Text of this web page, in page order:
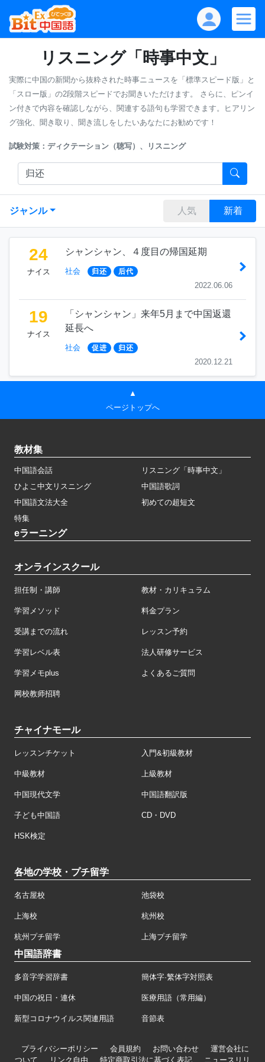
リスニング「時事中文」
実際に中国の新聞から抜粋された時事ニュースを「標準スピード版」と
「スロー版」の2段階スピードでお聞きいただけます。
さらに、ピンイ
ン付きで内容を確認しながら、関連する語句も学習できます。ヒアリン
グ強化、聞き取り、聞き流しをしたいあなたにお勧めです！
試験対策：ディクテーション（聴写）、リスニング
ジャンル 人気 新着
24
ナイス
シャンシャン、４度目の帰国延期
社会 归还 后代
2022.06.06
19
ナイス
「シャンシャン」来年5月まで中国返還
延長へ
社会 促进 归还
2020.12.21
▲
ページトップへ
教材集
中国語会話
リスニング「時事中文」
ひよこ中文リスニング
中国語歌詞
中国語文法大全
初めての超短文
特集
eラーニング
オンラインスクール
担任制・講師 教材・カリキュラム
学習メソッド 料金プラン
受講までの流れ レッスン予約
学習レベル表 法人研修サービス
学習メモplus よくあるご質問
网校教师招聘
チャイナモール
レッスンチケット 入門&初級教材
中級教材 上級教材
中国現代文学 中国語翻訳版
子ども中国語 CD・DVD
HSK検定
各地の学校・プチ留学
名古屋校 池袋校
上海校 杭州校
杭州プチ留学 上海プチ留学
中国語辞書
多音字学習辞書 簡体字·繁体字対照表
中国の祝日・連休 医療用語（常用編）
新型コロナウイルス関連用語 音節表
プライバシーポリシー 会員規約 お問い合わせ
運営会社に
ついて
リンク自由 特定商取引法に基づく表記 ニュースリリ